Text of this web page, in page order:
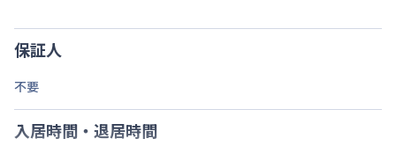
保証人
不要
入居時間・退居時間